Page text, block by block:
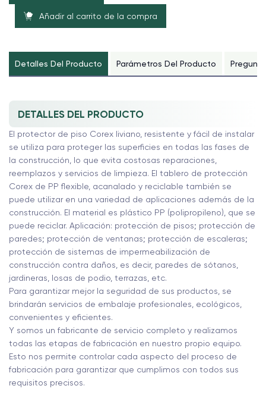
Añadir al carrito de la compra
Detalles Del Producto Parámetros Del Producto
DETALLES DEL PRODUCTO
El protector de piso Corex liviano, resistente y fácil de instalar
se utiliza para proteger las superficies en todas las fases de
la construcción, lo que evita costosas reparaciones,
reemplazos y servicios de limpieza. El tablero de protección
Corex de PP flexible, acanalado y reciclable también se
puede utilizar en una variedad de aplicaciones además de la
construcción. El material es plástico PP (polipropileno), que se
puede reciclar. Aplicación: protección de pisos; protección de
paredes; protección de ventanas; protección de escaleras;
protección de sistemas de impermeabilización de
construcción contra daños, es decir, paredes de sótanos,
jardineras, losas de podio, terrazas, etc.
Para garantizar mejor la seguridad de sus productos, se
brindarán servicios de embalaje profesionales, ecológicos,
convenientes y eficientes.
Y somos un fabricante de servicio completo y realizamos
todas las etapas de fabricación en nuestro propio equipo.
Esto nos permite controlar cada aspecto del proceso de
fabricación para garantizar que cumplimos con todos sus
requisitos precisos.